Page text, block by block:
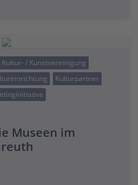
Kultur- / Kunstvereinigung
Kulturpartner
Museen im